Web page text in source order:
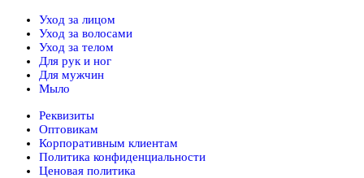
Уход за лицом
Уход за волосами
Уход за телом
Для рук и ног
Для мужчин
Мыло
Реквизиты
Оптовикам
Корпоративным клиентам
Политика конфиденциальности
Ценовая политика